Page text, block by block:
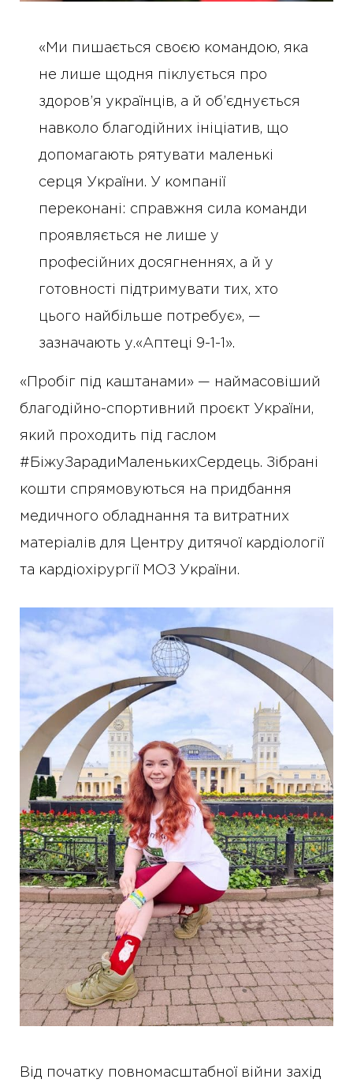
«Ми пишається своєю командою, яка
не лише щодня піклується про
здоров’я українців, а й об’єднується
навколо благодійних ініціатив, що
допомагають рятувати маленькі
серця України. У компанії
переконані: справжня сила команди
проявляється не лише у
професійних досягненнях, а й у
готовності підтримувати тих, хто
цього найбільше потребує», —
зазначають у.«Аптеці 9-1-1».
«Пробіг під каштанами» — наймасовіший
благодійно-спортивний проєкт України,
який проходить під гаслом
#БіжуЗарадиМаленькихСердець. Зібрані
кошти спрямовуються на придбання
медичного обладнання та витратних
матеріалів для Центру дитячої кардіології
та кардіохірургії МОЗ України.
Від початку повномасштабної війни захід